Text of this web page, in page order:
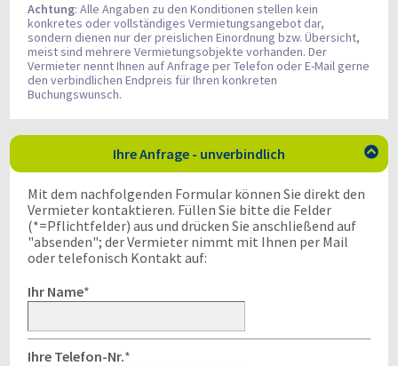
Achtung: Alle Angaben zu den Konditionen stellen kein
konkretes oder vollständiges Vermietungsangebot dar,
sondern dienen nur der preislichen Einordnung bzw. Übersicht,
meist sind mehrere Vermietungsobjekte vorhanden. Der
Vermieter nennt Ihnen auf Anfrage per Telefon oder E-Mail gerne
den verbindlichen Endpreis für Ihren konkreten
Buchungswunsch.
Ihre Anfrage - unverbindlich 
Mit dem nachfolgenden Formular können Sie direkt den
Vermieter kontaktieren. Füllen Sie bitte die Felder
(*=Pflichtfelder) aus und drücken Sie anschließend auf
"absenden"; der Vermieter nimmt mit Ihnen per Mail
oder telefonisch Kontakt auf:
Ihr Name*
Ihre Telefon-Nr.*